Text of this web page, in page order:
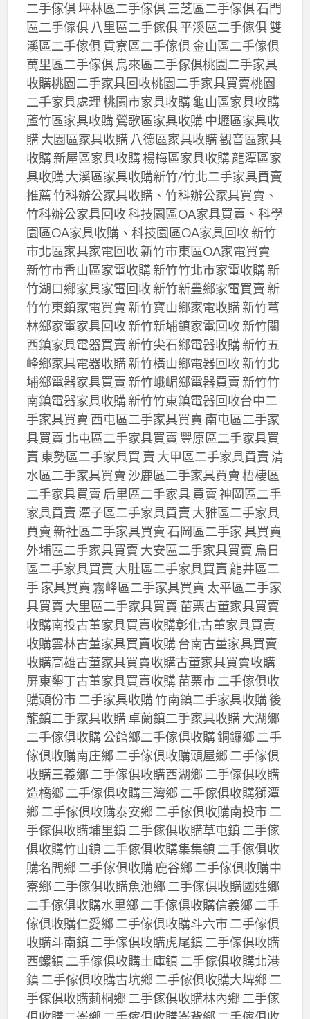
二手傢俱 坪林區二手傢俱 三芝區二手傢俱 石門
區二手傢俱 八里區二手傢俱 平溪區二手傢俱 雙
溪區二手傢俱 貢寮區二手傢俱 金山區二手傢俱
萬里區二手傢俱 烏來區二手傢俱桃園二手家具
收購桃園二手家具回收桃園二手家具買賣桃園
二手家具處理 桃園市家具收購 龜山區家具收購
蘆竹區家具收購 鶯歌區家具收購 中壢區家具收
購 大園區家具收購 八德區家具收購 觀音區家具
收購 新屋區家具收購 楊梅區家具收購 龍潭區家
具收購 大溪區家具收購新竹/竹北二手家具買賣
推薦 竹科辦公家具收購、竹科辦公家具買賣、
竹科辦公家具回收 科技園區OA家具買賣、科學
園區OA家具收購、科技園區OA家具回收 新竹
市北區家具家電回收 新竹市東區OA家電買賣
新竹市香山區家電收購 新竹竹北市家電收購 新
竹湖口鄉家具家電回收 新竹新豐鄉家電買賣 新
竹竹東鎮家電買賣 新竹寶山鄉家電收購 新竹芎
林鄉家電家具回收 新竹新埔鎮家電回收 新竹關
西鎮家具電器買賣 新竹尖石鄉電器收購 新竹五
峰鄉家具電器收購 新竹橫山鄉電器回收 新竹北
埔鄉電器家具買賣 新竹峨嵋鄉電器買賣 新竹竹
南鎮電器家具收購 新竹竹東鎮電器回收台中二
手家具買賣 西屯區二手家具買賣 南屯區二手家
具買賣 北屯區二手家具買賣 豐原區二手家具買
賣 東勢區二手家具買 賣 大甲區二手家具買賣 清
水區二手家具買賣 沙鹿區二手家具買賣 梧棲區
二手家具買賣 后里區二手家具 買賣 神岡區二手
家具買賣 潭子區二手家具買賣 大雅區二手家具
買賣 新社區二手家具買賣 石岡區二手家 具買賣
外埔區二手家具買賣 大安區二手家具買賣 烏日
區二手家具買賣 大肚區二手家具買賣 龍井區二
手 家具買賣 霧峰區二手家具買賣 太平區二手家
具買賣 大里區二手家具買賣 苗栗古董家具買賣
收購南投古董家具買賣收購彰化古董家具買賣
收購雲林古董家具買賣收購 台南古董家具買賣
收購高雄古董家具買賣收購古董家具買賣收購
屏東墾丁古董家具買賣收購 苗栗市 二手傢俱收
購頭份市 二手家具收購 竹南鎮二手家具收購 後
龍鎮二手家具收購 卓蘭鎮二手家具收購 大湖鄉
二手傢俱收購 公館鄉二手傢俱收購 銅鑼鄉 二手
傢俱收購南庄鄉 二手傢俱收購頭屋鄉 二手傢俱
收購三義鄉 二手傢俱收購西湖鄉 二手傢俱收購
造橋鄉 二手傢俱收購三灣鄉 二手傢俱收購獅潭
鄉 二手傢俱收購泰安鄉 二手傢俱收購南投市 二
手傢俱收購埔里鎮 二手傢俱收購草屯鎮 二手傢
俱收購竹山鎮 二手傢俱收購集集鎮 二手傢俱收
購名間鄉 二手傢俱收購 鹿谷鄉 二手傢俱收購中
寮鄉 二手傢俱收購魚池鄉 二手傢俱收購國姓鄉
二手傢俱收購水里鄉 二手傢俱收購信義鄉 二手
傢俱收購仁愛鄉 二手傢俱收購斗六市 二手傢俱
收購斗南鎮 二手傢俱收購虎尾鎮 二手傢俱收購
西螺鎮 二手傢俱收購土庫鎮 二手傢俱收購北港
鎮 二手傢俱收購古坑鄉 二手傢俱收購大埤鄉 二
手傢俱收購莿桐鄉 二手傢俱收購林內鄉 二手傢